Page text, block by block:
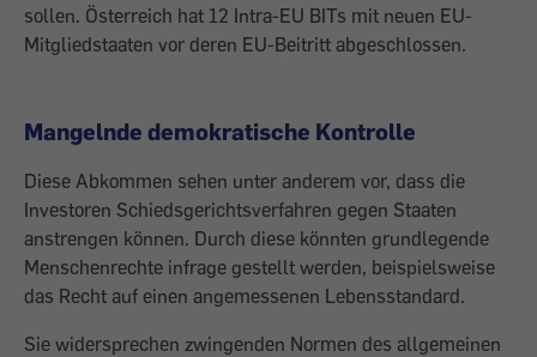
sollen. Österreich hat 12 Intra-EU BITs mit neuen EU-
Mitgliedstaaten vor deren EU-Beitritt abgeschlossen.
Mangelnde demokratische Kontrolle
Diese Abkommen sehen unter anderem vor, dass die
Investoren Schieds­gerichtsverfahren gegen Staaten
anstrengen können. Durch diese könnten grundlegende
Menschenrechte infrage gestellt werden, beispielsweise
das Recht auf einen ange­messenen Lebensstandard.
Sie widersprechen zwingenden Normen des allgemeinen